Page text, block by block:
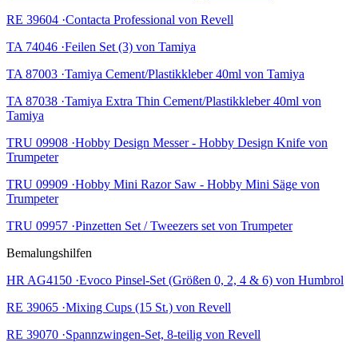
RE 39604 ·Contacta Professional von Revell
TA 74046 ·Feilen Set (3) von Tamiya
TA 87003 ·Tamiya Cement/Plastikkleber 40ml von Tamiya
TA 87038 ·Tamiya Extra Thin Cement/Plastikkleber 40ml von
Tamiya
TRU 09908 ·Hobby Design Messer - Hobby Design Knife von
Trumpeter
TRU 09909 ·Hobby Mini Razor Saw - Hobby Mini Säge von
Trumpeter
TRU 09957 ·Pinzetten Set / Tweezers set von Trumpeter
Bemalungshilfen
HR AG4150 ·Evoco Pinsel-Set (Größen 0, 2, 4 & 6) von Humbrol
RE 39065 ·Mixing Cups (15 St.) von Revell
RE 39070 ·Spannzwingen-Set, 8-teilig von Revell